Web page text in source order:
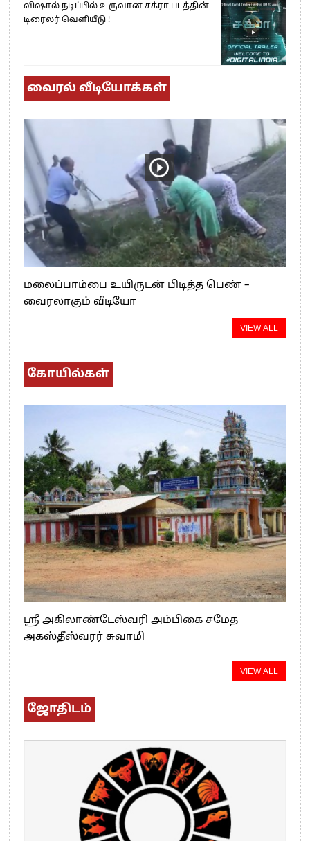
விஷால் நடிப்பில் உருவான சக்ரா படத்தின்
டிரைலர் வெளியீடு !
வைரல் வீடியோக்கள்
மலைப்பாம்பை உயிருடன் பிடித்த பெண் –
வைரலாகும் வீடியோ
VIEW ALL
கோயில்கள்
ஸ்ரீ அகிலாண்டேஸ்வரி அம்பிகை சமேத
அகஸ்தீஸ்வரர் சுவாமி
VIEW ALL
ஜோதிடம்